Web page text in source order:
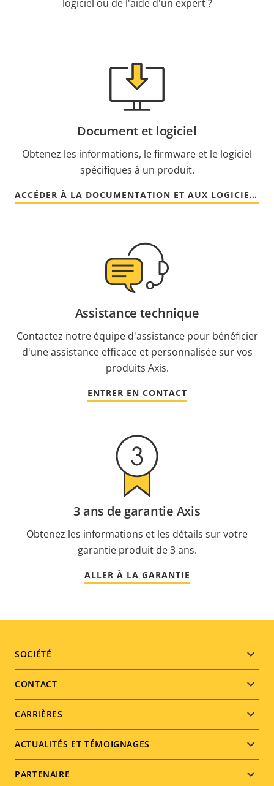
logiciel ou de l'aide d'un expert ?
Document et logiciel
Obtenez les informations, le firmware et le logiciel
spécifiques à un produit.
ACCÉDER À LA DOCUMENTATION ET AUX LOGICIELS
Assistance technique
Contactez notre équipe d'assistance pour bénéficier
d'une assistance efficace et personnalisée sur vos
produits Axis.
ENTRER EN CONTACT
3 ans de garantie Axis
Obtenez les informations et les détails sur votre
garantie produit de 3 ans.
ALLER À LA GARANTIE
Footer
menu
SOCIÉTÉ
CONTACT
CARRIÈRES
ACTUALITÉS ET TÉMOIGNAGES
PARTENAIRE